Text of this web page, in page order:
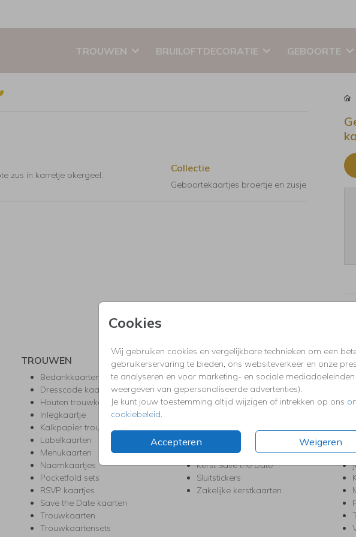
TROUWEN BRUILOFTDECORATIE GEBOORTE
Cookies
Wij gebruiken cookies en vergelijkbare technieken om een
gebruikerservaring te bieden, ons websiteverkeer en onze
te analyseren en voor marketing- en sociale mediadoeleinden
weergeven van gepersonaliseerde advertenties).
Je kunt jouw toestemming altijd wijzigen of intrekken op ons
cookiebeleid.
Accepteren Weigeren
zus in karretje okergeel.
Collectie
Geboortekaartjes broertje en zusje
TROUWEN
Bedankkaarten
Dresscode kaartjes
Houten trouwkaarten
Inlegkaartje
Kalkpapier trouwkaarten
Labelkaarten
Menukaarten
Naamkaartjes
Pocketfold sets
RSVP kaartjes
Save the Date kaarten
Trouwkaarten
Trouwkaartensets
KERST
Kerstkaarten
Kerstborrel uitnodigingen
Kerstdiner uitnodigingen
Kerst-verhuiskaarten
Nieuwjaarskaarten
Kerst Save the Date
Sluitstickers
Zakelijke kerstkaarten